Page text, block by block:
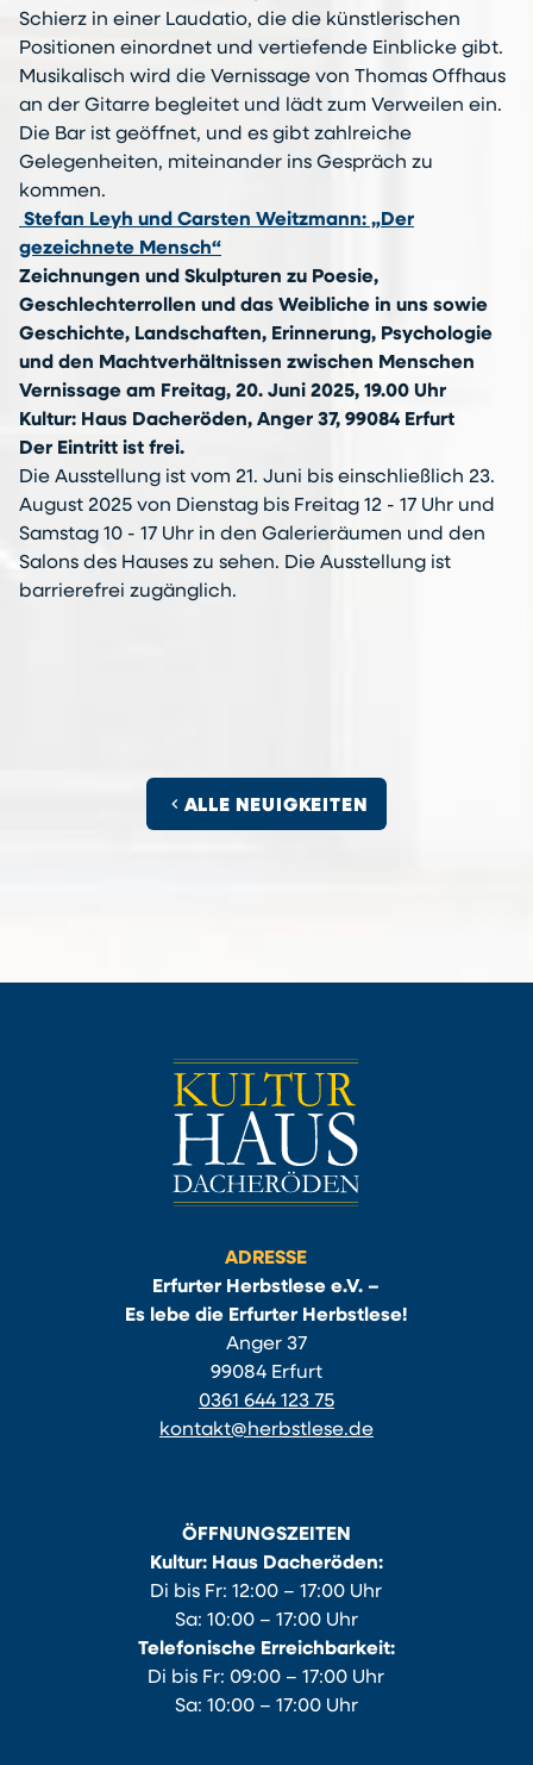
Schierz in einer Laudatio, die die künstlerischen
Positionen einordnet und vertiefende Einblicke gibt.
Musikalisch wird die Vernissage von Thomas Offhaus
an der Gitarre begleitet und lädt zum Verweilen ein.
Die Bar ist geöffnet, und es gibt zahlreiche
Gelegenheiten, miteinander ins Gespräch zu
kommen.
Stefan Leyh und Carsten Weitzmann: „Der
gezeichnete Mensch“
Zeichnungen und Skulpturen zu Poesie,
Geschlechterrollen und das Weibliche in uns sowie
Geschichte, Landschaften, Erinnerung, Psychologie
und den Machtverhältnissen zwischen Menschen
Vernissage am Freitag, 20. Juni 2025, 19.00 Uhr
Kultur: Haus Dacheröden, Anger 37, 99084 Erfurt
Der Eintritt ist frei.
Die Ausstellung ist vom 21. Juni bis einschließlich 23.
August 2025 von Dienstag bis Freitag 12 - 17 Uhr und
Samstag 10 - 17 Uhr in den Galerieräumen und den
Salons des Hauses zu sehen. Die Ausstellung ist
barrierefrei zugänglich.
chevron_left ALLE NEUIGKEITEN
ADRESSE
Erfurter Herbstlese e.V. –
Es lebe die Erfurter Herbstlese!
Anger 37
99084 Erfurt
0361 644 123 75
kontakt@herbstlese.de
ÖFFNUNGSZEITEN
Kultur: Haus Dacheröden:
Di bis Fr: 12:00 – 17:00 Uhr
Sa: 10:00 – 17:00 Uhr
Telefonische Erreichbarkeit:
Di bis Fr: 09:00 – 17:00 Uhr
Sa: 10:00 – 17:00 Uhr